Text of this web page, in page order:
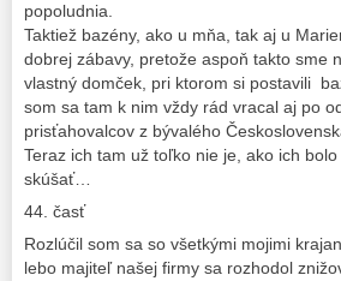
popoludnia.
Taktiež bazény, ako u mňa, tak aj u
dobrej zábavy, pretože aspoň takto sme
vlastný domček, pri ktorom si postavili
som sa tam k nim vždy rád vracal aj po
prisťahovalcov z bývalého
Teraz ich tam už toľko nie je, ako ich
skúšať…
44. časť
Rozlúčil som sa so všetkými mojimi
lebo majiteľ našej firmy sa rozhodol